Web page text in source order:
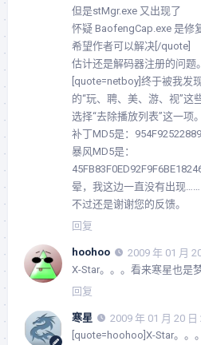
但是stMgr.exe 又出现了
怀疑 BaofengCap.exe 是修
希望作者可以解决[/quote]
估计还是解码器注册的问题。
[quote=netboy]终于被我发
的“玩、聘、美、游、视”这
选择“去除播放列表”这一项
补丁MD5是：
暴风MD5是：
晕，我这边一直没有出现……
不过还是谢谢您的反馈。
回复
hoohoo
2009 年 01 月
X-Star。。。看来寒星也是
回复
寒星
2009 年 01 月 20 日
[quote=hoohoo]X-Star。。